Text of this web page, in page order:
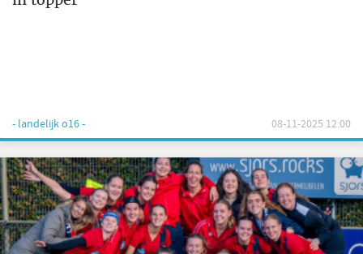
- landelijk o16 - 08-11-2025 12:00